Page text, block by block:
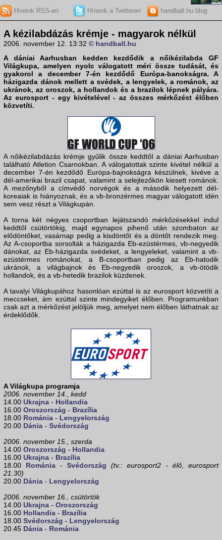
Híreink RSS-en Híreink a Twitteren handball.hu blog
A kézilabdázás krémje - magyarok nélkül
2006. november 12. 13:32 © handball.hu
A dániai Aarhusban kedden kezdődik a nőikézilabda GF
Világkupa, amelyen nyolc válogatott méri össze tudását, és
gyakorol a december 7-én kezdődő Európa-banokságra. A
házigazda dánok mellett a svédek, a lengyelek, a románok, az
ukránok, az oroszok, a hollandok és a brazilok lépnek pályára.
Az eurosport- egy kivételével - az összes mérkőzést élőben
közvetíti.
A nőikézilabdázás krémje gyűlik össze keddtől a dániai Aarhusban
található Atletion Csarnokban. A válogatottak szinte kivétel nélkül a
december 7-én kezdődő Európa-bajnokságra készülnek, kivéve a
dél-amerikai brazil csapat, valamint a selejtezőkön kiesett románok.
A mezőnyből a címvédő norvégok és a második helyezett dél-
koreaiak is hiányoznak, és a vb-bronzérmes magyar válogatott idén
sem vesz részt a Világkupán.
A torna két négyes csoportban lejátszandó mérkőzésekkel indul
keddtől csütörtökig, majd egynapos pihenő után szombaton az
elődöntőket, vasárnap pedig a kisdöntőt és a döntőt rendezik meg.
Az A-csoportba sorsolták a házigazda Eb-ezüstérmes, vb-negyedik
dánokat, az Eb-házigazda svédeket, a lengyeleket, valamint a vb-
ezüstérmes románokat, a B-csoportban pedig az Eb-hatodik
ukránok, a világbajnok és Eb-negyedik oroszok, a vb-ötödik
hollandok, és a vb-hetedik brazilok küzdenek.
A tavalyi Világkupához hasonlóan ezúttal is az eurosport közvetíti a
meccseket, ám ezúttal szinte mindegyiket élőben. Programunkban
csak azt a mérkőzést jelöljük meg, amelyet nem élőben láthatnak az
érdeklődők.
A Világkupa programja
2006. november 14., kedd
14.00 Ukrajna - Hollandia
16.00 Oroszország - Brazília
18.00 Románia - Lengyelország
20.00 Dánia - Svédország
2006. november 15., szerda
14.00 Oroszország - Hollandia
16.00 Ukrajna - Brazília
18.00 Románia - Svédország
(tv.: eurosport2 - élő, eurosport
21.30)
20.00 Dánia - Lengyelország
2006. november 16., csütörtök
14.00 Ukrajna - Oroszország
16.00 Hollandia - Brazília
18.00 Svédország - Lengyelország
20.45 Dánia - Románia